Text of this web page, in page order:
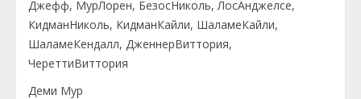
Деми Мур